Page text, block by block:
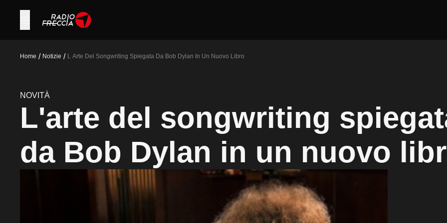
Home / Notizie / L Arte Del Songwriting Spiegata Da Bob Dylan In Un Nuovo Libro
NOVITÀ
L'arte del songwriting
da Bob Dylan in un nuovo